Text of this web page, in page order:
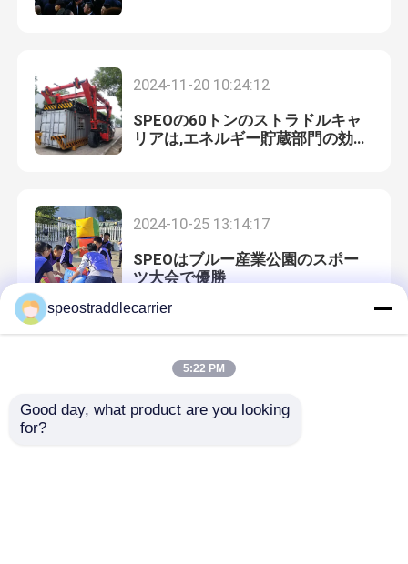
引用を要求しなさい
容器のまたがるキャリア
左舷またがるキャリア
電気またがるキャリア
海洋のまたがるキャリア
産業またがるキャリア
またがるキャリア クレーン
2024-11-20 10:24:12
SPEOの60トンのストラドルキャ
リアは,エネルギー貯蔵部門の効率
2024-10-25 13:14:17
SPEOはブルー産業公園のスポー
ツ大会で優勝
2024-08-29 09:18:26
の物流市場を明るくする
speostraddlecarrier
5:22 PM
Good day, what product are you looking
for?